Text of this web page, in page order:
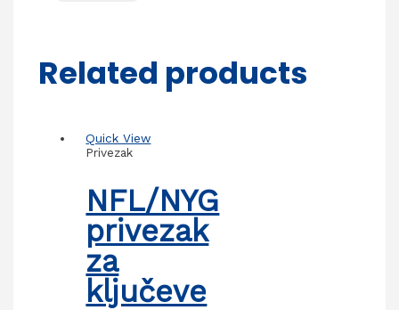
Related products
Quick View
Privezak
NFL/NYG
privezak
za
ključeve